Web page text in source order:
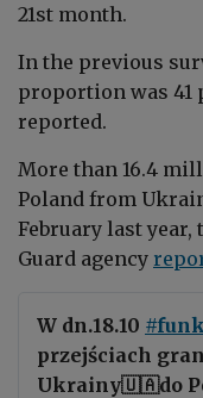
21st month.
In the previous
proportion was 41
reported.
More than 16.4
Poland from
February last year,
Guard agency
W dn.18.10
przejściach
Ukrainy🇺🇦do